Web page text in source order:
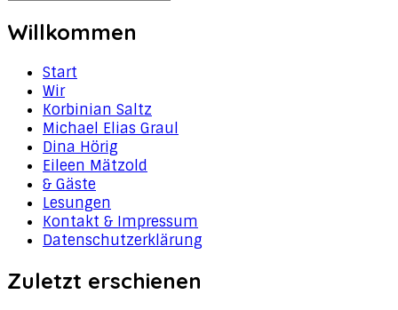
Willkommen
Start
Wir
Korbinian Saltz
Michael Elias Graul
Dina Hörig
Eileen Mätzold
& Gäste
Lesungen
Kontakt & Impressum
Datenschutzerklärung
Zuletzt erschienen